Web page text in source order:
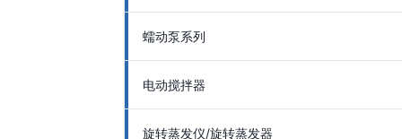
蠕动泵系列
电动搅拌器
旋转蒸发仪/旋转蒸发器